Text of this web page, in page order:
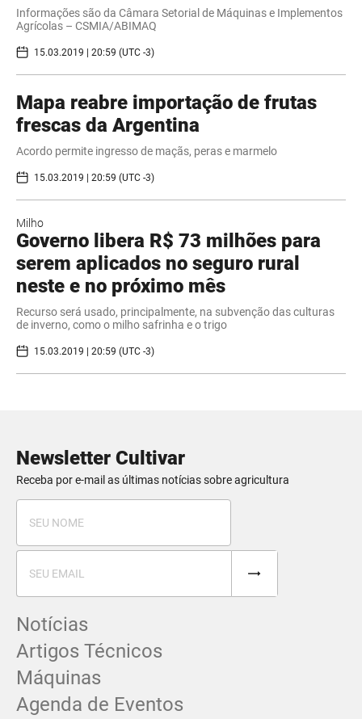
Informações são da Câmara Setorial de Máquinas e Implementos
Agrícolas – CSMIA/ABIMAQ
15.03.2019 | 20:59 (UTC -3)
Mapa reabre importação de frutas
frescas da Argentina
Acordo permite ingresso de maçãs, peras e marmelo
15.03.2019 | 20:59 (UTC -3)
Milho
Governo libera R$ 73 milhões para
serem aplicados no seguro rural
neste e no próximo mês
Recurso será usado, principalmente, na subvenção das culturas
de inverno, como o milho safrinha e o trigo
15.03.2019 | 20:59 (UTC -3)
Newsletter Cultivar
Receba por e-mail as últimas notícias sobre agricultura
Notícias
Artigos Técnicos
Máquinas
Agenda de Eventos